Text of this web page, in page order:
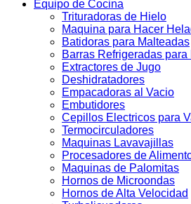
Equipo de Cocina
Trituradoras de Hielo
Maquina para Hacer
Batidoras para Malteadas
Barras Refrigeradas para
Extractores de Jugo
Deshidratadores
Empacadoras al Vacio
Embutidores
Cepillos Electricos para
Termocirculadores
Maquinas Lavavajillas
Procesadores de
Maquinas de Palomitas
Hornos de Microondas
Hornos de Alta Velocidad